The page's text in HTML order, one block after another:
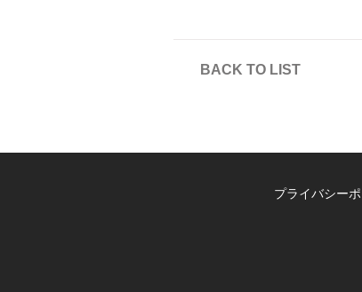
BACK TO LIST
プライバシー